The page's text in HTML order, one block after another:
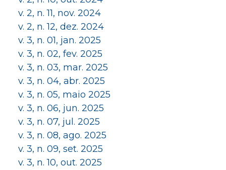
v. 2, n. 11, nov. 2024
v. 2, n. 12, dez. 2024
v. 3, n. 01, jan. 2025
v. 3, n. 02, fev. 2025
v. 3, n. 03, mar. 2025
v. 3, n. 04, abr. 2025
v. 3, n. 05, maio 2025
v. 3, n. 06, jun. 2025
v. 3, n. 07, jul. 2025
v. 3, n. 08, ago. 2025
v. 3, n. 09, set. 2025
v. 3, n. 10, out. 2025